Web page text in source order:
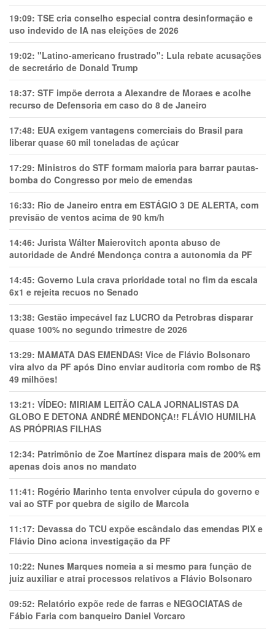
19:09: TSE cria conselho especial contra desinformação e
uso indevido de IA nas eleições de 2026
19:02: "Latino-americano frustrado": Lula rebate acusações
de secretário de Donald Trump
18:37: STF impõe derrota a Alexandre de Moraes e acolhe
recurso de Defensoria em caso do 8 de Janeiro
17:48: EUA exigem vantagens comerciais do Brasil para
liberar quase 60 mil toneladas de açúcar
17:29: Ministros do STF formam maioria para barrar pautas-
bomba do Congresso por meio de emendas
16:33: Rio de Janeiro entra em ESTÁGIO 3 DE ALERTA, com
previsão de ventos acima de 90 km/h
14:46: Jurista Wálter Maierovitch aponta abuso de
autoridade de André Mendonça contra a autonomia da PF
14:45: Governo Lula crava prioridade total no fim da escala
6x1 e rejeita recuos no Senado
13:38: Gestão impecável faz LUCRO da Petrobras disparar
quase 100% no segundo trimestre de 2026
13:29: MAMATA DAS EMENDAS! Vice de Flávio Bolsonaro
vira alvo da PF após Dino enviar auditoria com rombo de R$
49 milhões!
13:21: VÍDEO: MIRIAM LEITÃO CALA JORNALISTAS DA
GLOBO E DETONA ANDRÉ MENDONÇA!! FLÁVIO HUMILHA
AS PRÓPRIAS FILHAS
12:34: Patrimônio de Zoe Martínez dispara mais de 200% em
apenas dois anos no mandato
11:41: Rogério Marinho tenta envolver cúpula do governo e
vai ao STF por quebra de sigilo de Marcola
11:17: Devassa do TCU expõe escândalo das emendas PIX e
Flávio Dino aciona investigação da PF
10:22: Nunes Marques nomeia a si mesmo para função de
juiz auxiliar e atrai processos relativos a Flávio Bolsonaro
09:52: Relatório expõe rede de farras e NEGOCIATAS de
Fábio Faria com banqueiro Daniel Vorcaro